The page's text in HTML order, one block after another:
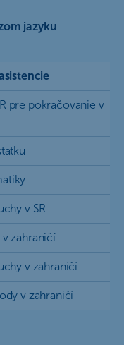
jazyku
pre pokračovanie v
v SR
zahraničí
v zahraničí
v zahraničí